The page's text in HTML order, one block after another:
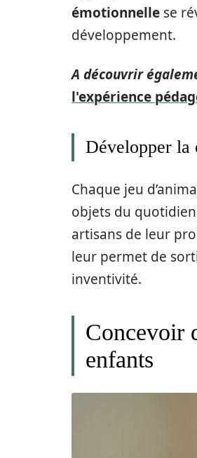
émotionnelle se
développement.
A découvrir
l'expérience
Développer la
Chaque jeu
objets du
artisans de leur
leur permet de
inventivité.
Concevoir
enfants